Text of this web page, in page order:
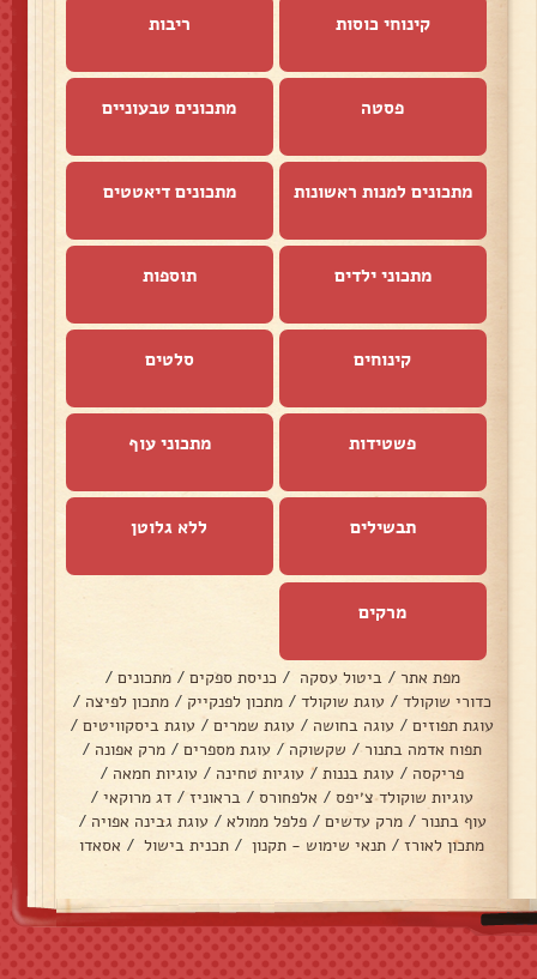
קינוחי כוסות ריבות
פסטה מתכונים טבעוניים
מתכונים למנות ראשונות מתכונים דיאטטים
מתכוני ילדים תוספות
קינוחים סלטים
פשטידות מתכוני עוף
תבשילים ללא גלוטן
מרקים
מפת אתר / ביטול עסקה / כניסת ספקים / מתכונים /
כדורי שוקולד / עוגת שוקולד / מתכון לפנקייק / מתכון לפיצה /
עוגת תפוזים / עוגה בחושה / עוגת שמרים / עוגת ביסקוויטים /
תפוח אדמה בתנור / שקשוקה / עוגת מספרים / מרק אפונה /
פריקסה / עוגת בננות / עוגיות טחינה / עוגיות חמאה /
עוגיות שוקולד צ׳יפס / אלפחורס / בראוניז / דג מרוקאי /
עוף בתנור / מרק עדשים / פלפל ממולא / עוגת גבינה אפויה /
מתכון לאורז / תנאי שימוש - תקנון / תכנית בישול / אסאדו